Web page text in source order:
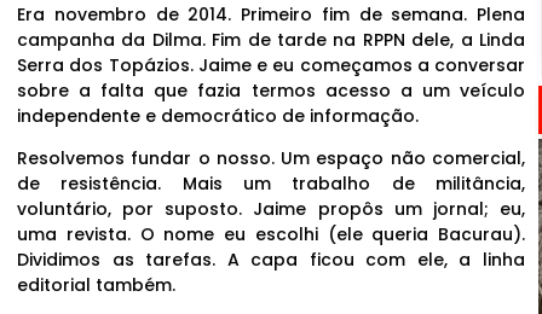
Era novembro de 2014. Primeiro fim de semana. Plena
campanha da Dilma. Fim de tarde na RPPN dele, a Linda
Serra dos Topázios. Jaime e eu começamos a conversar
sobre a falta que fazia termos acesso a um veículo
independente e democrático de informação.
Resolvemos fundar o nosso. Um espaço não comercial,
de resistência. Mais um trabalho de militância,
voluntário, por suposto. Jaime propôs um jornal; eu,
uma revista. O nome eu escolhi (ele queria Bacurau).
Dividimos as tarefas. A capa ficou com ele, a linha
editorial também.